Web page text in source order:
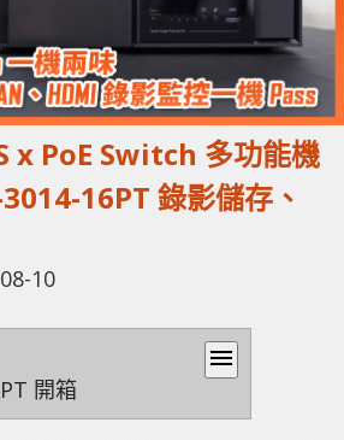
x PoE Switch 多功能機
16PT 錄影儲存、
10
menu
開箱